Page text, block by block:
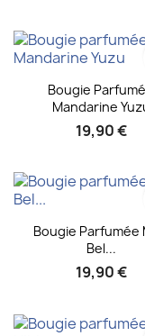
Aperçu
Bougie
Mandarine
19,90 €
Aperçu
Bougie Parfumée
Bel...
19,90 €